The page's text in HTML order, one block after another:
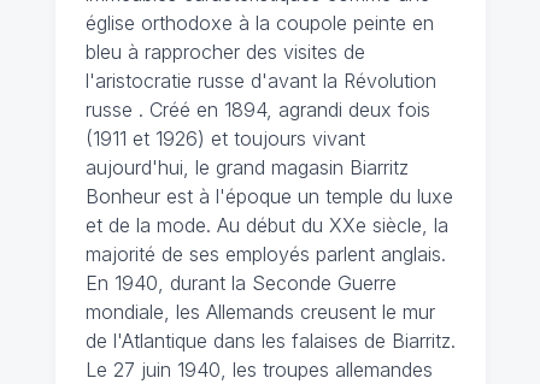
église orthodoxe à la coupole peinte en
bleu à rapprocher des visites de
l'aristocratie russe d'avant la Révolution
russe . Créé en 1894, agrandi deux fois
(1911 et 1926) et toujours vivant
aujourd'hui, le grand magasin Biarritz
Bonheur est à l'époque un temple du luxe
et de la mode. Au début du XXe siècle, la
majorité de ses employés parlent anglais.
En 1940, durant la Seconde Guerre
mondiale, les Allemands creusent le mur
de l'Atlantique dans les falaises de Biarritz.
Le 27 juin 1940, les troupes allemandes